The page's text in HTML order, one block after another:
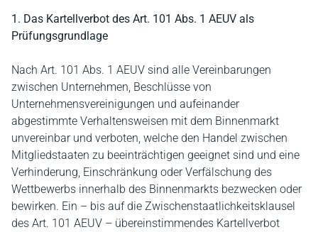
1. Das Kartellverbot des Art. 101 Abs. 1 AEUV als
Prüfungsgrundlage
Nach Art. 101 Abs. 1 AEUV sind alle Vereinbarungen
zwischen Unternehmen, Beschlüsse von
Unternehmensvereinigungen und aufeinander
abgestimmte Verhaltensweisen mit dem Binnenmarkt
unvereinbar und verboten, welche den Handel zwischen
Mitgliedstaaten zu beeinträchtigen geeignet sind und eine
Verhinderung, Einschränkung oder Verfälschung des
Wettbewerbs innerhalb des Binnenmarkts bezwecken oder
bewirken. Ein – bis auf die Zwischenstaatlichkeitsklausel
des Art. 101 AEUV – übereinstimmendes Kartellverbot